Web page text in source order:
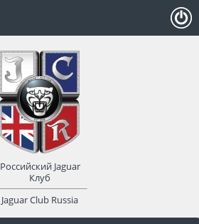
Российский Jaguar
Клуб
Jaguar Club Russia